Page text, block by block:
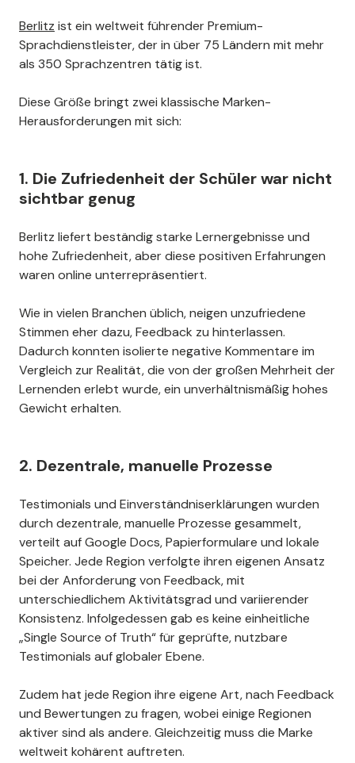
Berlitz ist ein weltweit führender Premium-
Sprachdienstleister, der in über 75 Ländern mit mehr
als 350 Sprachzentren tätig ist.
Diese Größe bringt zwei klassische Marken-
Herausforderungen mit sich:
1. Die Zufriedenheit der Schüler war nicht
sichtbar genug
Berlitz liefert beständig starke Lernergebnisse und
hohe Zufriedenheit, aber diese positiven Erfahrungen
waren online unterrepräsentiert.
Wie in vielen Branchen üblich, neigen unzufriedene
Stimmen eher dazu, Feedback zu hinterlassen.
Dadurch konnten isolierte negative Kommentare im
Vergleich zur Realität, die von der großen Mehrheit der
Lernenden erlebt wurde, ein unverhältnismäßig hohes
Gewicht erhalten.
2. Dezentrale, manuelle Prozesse
Testimonials und Einverständniserklärungen wurden
durch dezentrale, manuelle Prozesse gesammelt,
verteilt auf Google Docs, Papierformulare und lokale
Speicher. Jede Region verfolgte ihren eigenen Ansatz
bei der Anforderung von Feedback, mit
unterschiedlichem Aktivitätsgrad und variierender
Konsistenz. Infolgedessen gab es keine einheitliche
„Single Source of Truth“ für geprüfte, nutzbare
Testimonials auf globaler Ebene.
Zudem hat jede Region ihre eigene Art, nach Feedback
und Bewertungen zu fragen, wobei einige Regionen
aktiver sind als andere. Gleichzeitig muss die Marke
weltweit kohärent auftreten.